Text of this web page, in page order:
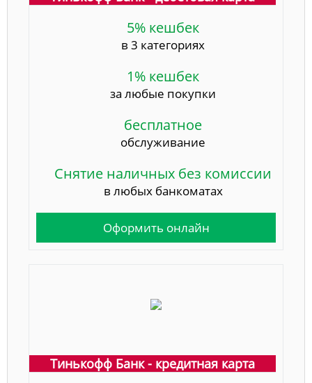
5% кешбек
в 3 категориях
1% кешбек
за любые покупки
бесплатное
обслуживание
Снятие наличных без комиссии
в любых банкоматах
Оформить онлайн
Тинькофф Банк - кредитная карта